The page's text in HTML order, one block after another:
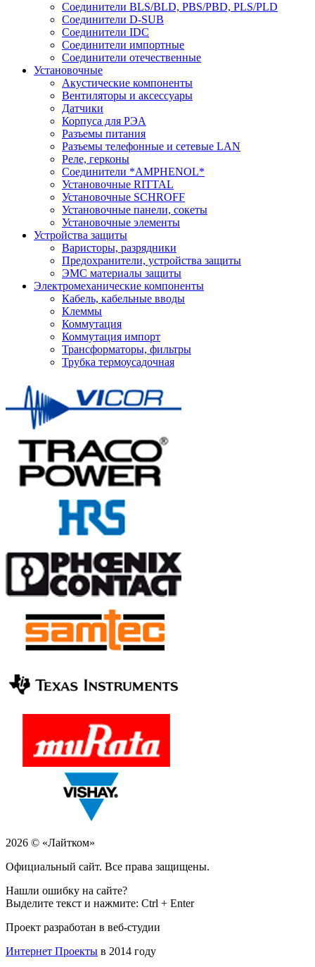
Соединители BLS/BLD, PBS/PBD, PLS/PLD
Соединители D-SUB
Соединители IDC
Соединители импортные
Соединители отечественные
Установочные
Акустические компоненты
Вентиляторы и аксессуары
Датчики
Корпуса для РЭА
Разъемы питания
Разъемы телефонные и сетевые LAN
Реле, герконы
Соединители *AMPHENOL*
Установочные RITTAL
Установочные SCHROFF
Установочные панели, сокеты
Установочные элементы
Устройства защиты
Варисторы, разрядники
Предохранители, устройства защиты
ЭМС материалы защиты
Электромеханические компоненты
Кабель, кабельные вводы
Клеммы
Коммутация
Коммутация импорт
Трансформаторы, фильтры
Трубка термоусадочная
2026 © «Лайтком»
Официальный сайт. Все права защищены.
Нашли ошибку на сайте?
Выделите текст и нажмите: Ctrl + Enter
Проект разработан в веб-студии
Интернет Проекты в 2014 году